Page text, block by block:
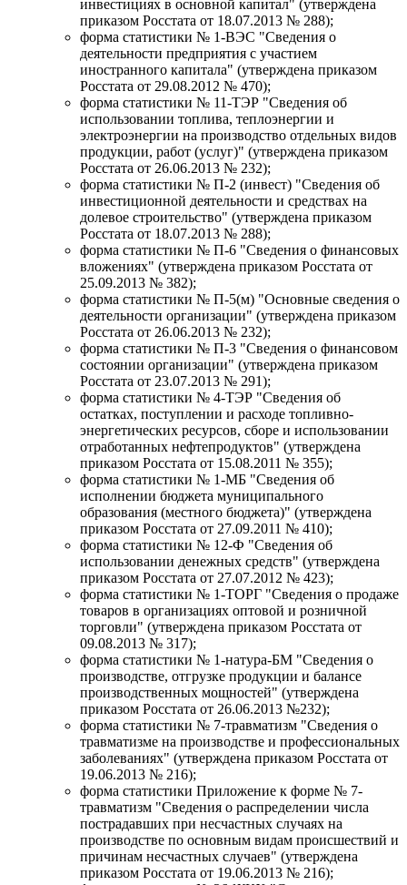
инвестициях в основной капитал" (утверждена
приказом Росстата от 18.07.2013 № 288);
форма статистики № 1-ВЭС "Сведения о
деятельности предприятия с участием
иностранного капитала" (утверждена приказом
Росстата от 29.08.2012 № 470);
форма статистики № 11-ТЭР "Сведения об
использовании топлива, теплоэнергии и
электроэнергии на производство отдельных видов
продукции, работ (услуг)" (утверждена приказом
Росстата от 26.06.2013 № 232);
форма статистики № П-2 (инвест) "Сведения об
инвеcтиционной деятельности и средствах на
долевое строительство" (утверждена приказом
Росстата от 18.07.2013 № 288);
форма статистики № П-6 "Сведения о финансовых
вложениях" (утверждена приказом Росстата от
25.09.2013 № 382);
форма статистики № П-5(м) "Основные сведения о
деятельности организации" (утверждена приказом
Росстата от 26.06.2013 № 232);
форма статистики № П-3 "Сведения о финансовом
состоянии организации" (утверждена приказом
Росстата от 23.07.2013 № 291);
форма статистики № 4-ТЭР "Сведения об
остатках, поступлении и расходе топливно-
энергетических ресурсов, сборе и использовании
отработанных нефтепродуктов" (утверждена
приказом Росстата от 15.08.2011 № 355);
форма статистики № 1-МБ "Сведения об
исполнении бюджета муниципального
образования (местного бюджета)" (утверждена
приказом Росстата от 27.09.2011 № 410);
форма статистики № 12-Ф "Сведения об
использовании денежных средств" (утверждена
приказом Росстата от 27.07.2012 № 423);
форма статистики № 1-ТОРГ "Сведения о продаже
товаров в организациях оптовой и розничной
торговли" (утверждена приказом Росстата от
09.08.2013 № 317);
форма статистики № 1-натура-БМ "Сведения о
производстве, отгрузке продукции и балансе
производственных мощностей" (утверждена
приказом Росстата от 26.06.2013 №232);
форма статистики № 7-травматизм "Сведения о
травматизме на производстве и профессиональных
заболеваниях" (утверждена приказом Росстата от
19.06.2013 № 216);
форма статистики Приложение к форме № 7-
травматизм "Сведения о распределении числа
пострадавших при несчастных случаях на
производстве по основным видам происшествий и
причинам несчастных случаев" (утверждена
приказом Росстата от 19.06.2013 № 216);